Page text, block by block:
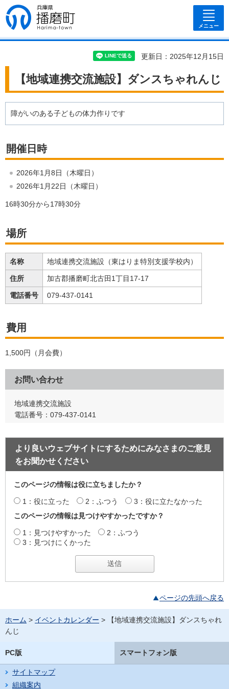
兵庫県 播磨
町
メニュー
更新日：2025年12月15日
【地域連携交流施設】ダンスちゃれんじ
障がいのある子どもの体力作りです
開催日時
2026年1月8日（木曜日）
2026年1月22日（木曜日）
16時30分から17時30分
場所
名称 地域連携交流施設（東はりま特別支援学校内）
住所 加古郡播磨町北古田1丁目17-17
電話番号 079-437-0141
費用
1,500円（月会費）
お問い合わせ
地域連携交流施設
電話番号：079-437-0141
より良いウェブサイトにするためにみなさまのご意見
をお聞かせください
このページの情報は役に立ちましたか？
1：役に立った 2：ふつう
3：役に立たなかった
このページの情報は見つけやすかったですか？
1：見つけやすかった
2：ふつう
3：見つけにくかった
ページの先頭へ戻る
ホーム > イベントカレンダー > 【地域連携交流施設】ダンスちゃれ
んじ
PC版 スマートフォン版
サイトマップ
組織案内